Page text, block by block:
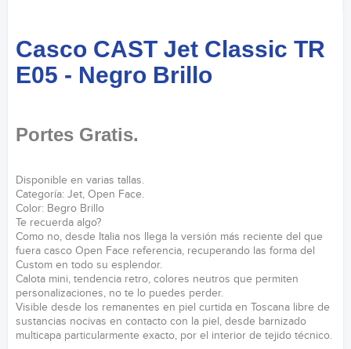
Casco CAST Jet Classic TR
E05 - Negro Brillo
Portes Gratis.
Disponible en varias tallas.
Categoría: Jet, Open Face.
Color: Begro Brillo
Te recuerda algo?
Como no, desde Italia nos llega la versión más reciente del que
fuera casco Open Face referencia, recuperando las forma del
Custom en todo su esplendor.
Calota mini, tendencia retro, colores neutros que permiten
personalizaciones, no te lo puedes perder.
Visible desde los remanentes en piel curtida en Toscana libre de
sustancias nocivas en contacto con la piel, desde barnizado
multicapa particularmente exacto, por el interior de tejido técnico.